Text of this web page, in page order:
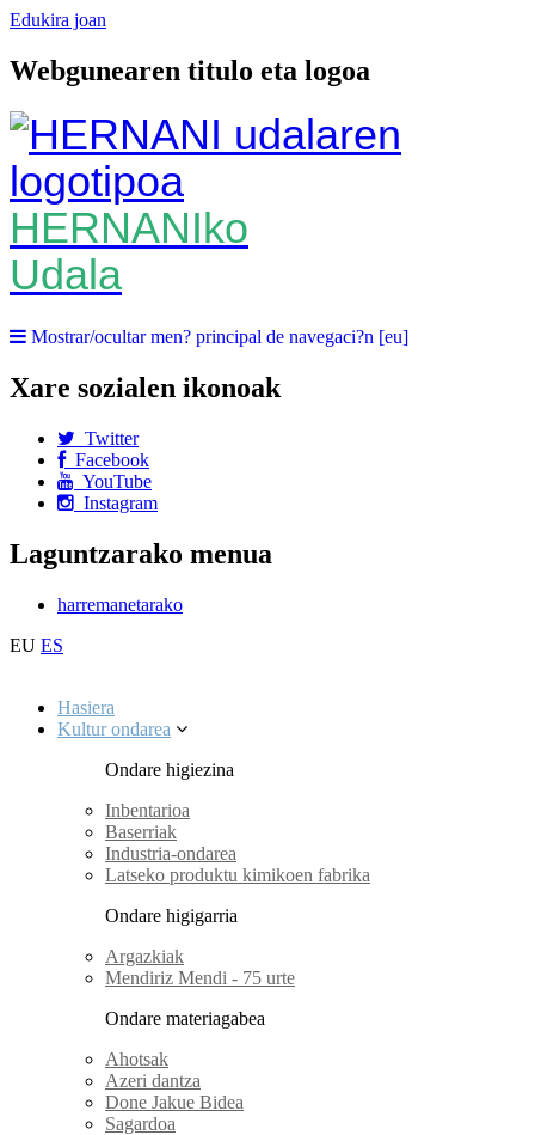
Edukira joan
Webgunearen titulo eta logoa
HERNANIko
Udala
Mostrar/ocultar men? principal de navegaci?n [eu]
Xare sozialen ikonoak
Twitter
Facebook
YouTube
Instagram
Laguntzarako menua
harremanetarako
EU ES
Hasiera
Kultur ondarea
Ondare higiezina
Inbentarioa
Baserriak
Industria-ondarea
Latseko produktu kimikoen fabrika
Ondare higigarria
Argazkiak
Mendiriz Mendi - 75 urte
Ondare materiagabea
Ahotsak
Azeri dantza
Done Jakue Bidea
Sagardoa